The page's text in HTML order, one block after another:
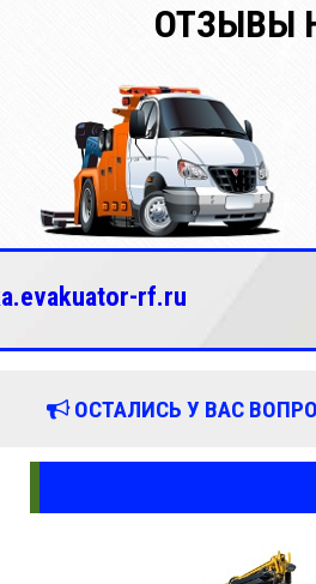
ОТЗЫВЫ
rf.ru
ОСТАЛИСЬ У ВАС